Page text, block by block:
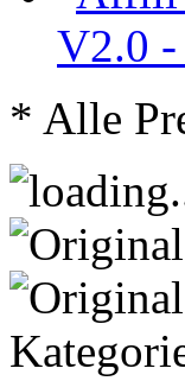
V2.0
* Alle